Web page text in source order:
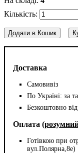
Доставка
Самовивіз
По Україні: за
Безкоштовно
Оплата (
Готівкою при
вул.Полярна,8е)
Додати в Кошик